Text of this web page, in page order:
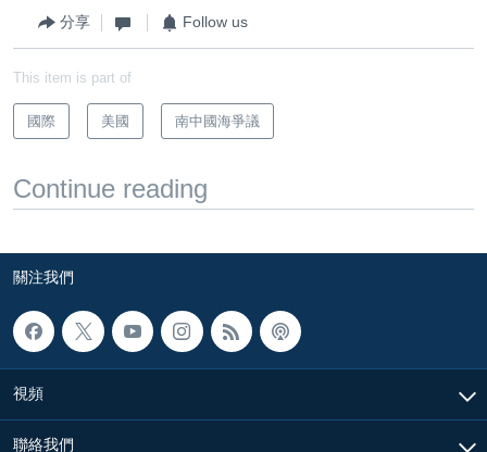
分享 Follow us
This item is part of
國際 美國 南中國海爭議
Continue reading
關注我們
視頻
聯絡我們